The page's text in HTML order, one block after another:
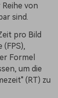
von
sind.
pro Bild
Formel
um die
(RT) zu